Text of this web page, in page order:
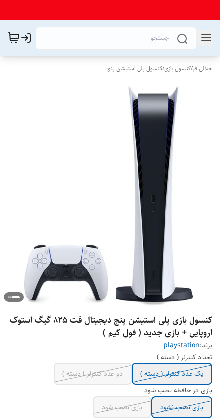
جلالی فر/کنسول بازی/کنسول پلی استیشن پنج
کنسول بازی پلی استیشن پنج دیجیتال فت ۸۲۵ گیگ استوک
اروپایی + بازی جدید ( فول گیم )
برند:playstation
تعداد کنترلر ( دسته )
یک عدد کنترلر ( دسته )
دو عدد کنترلر ( دسته )
بازی در حافظه نصب شود
بازی نصب نشود
بازی نصب شود